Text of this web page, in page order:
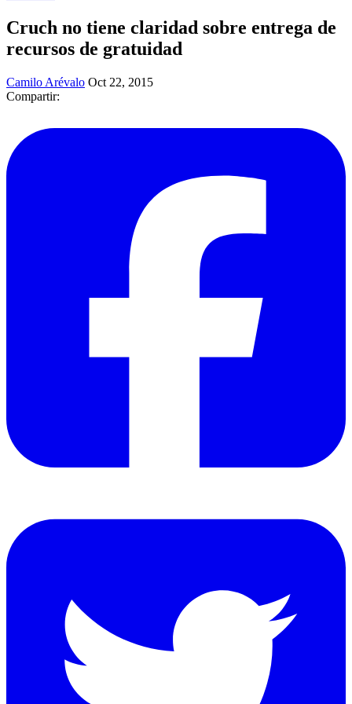
Cruch no tiene claridad sobre entrega de
recursos de gratuidad
Camilo Arévalo Oct 22, 2015
Compartir: